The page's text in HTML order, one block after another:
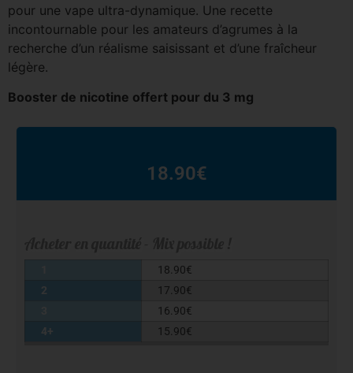
pour une vape ultra-dynamique. Une recette
incontournable pour les amateurs d’agrumes à la
recherche d’un réalisme saisissant et d’une fraîcheur
légère.
Booster de nicotine offert pour du 3 mg
18.90€
18.90€
2
17.90€
16.90€
4+
15.90€